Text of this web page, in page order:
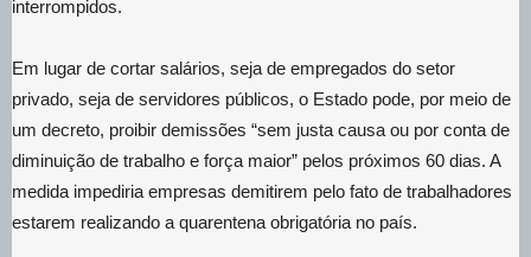
interrompidos.
Em lugar de cortar salários, seja de empregados do setor
privado, seja de servidores públicos, o Estado pode, por meio de
um decreto, proibir demissões “sem justa causa ou por conta de
diminuição de trabalho e força maior” pelos próximos 60 dias. A
medida impediria empresas demitirem pelo fato de trabalhadores
estarem realizando a quarentena obrigatória no país.